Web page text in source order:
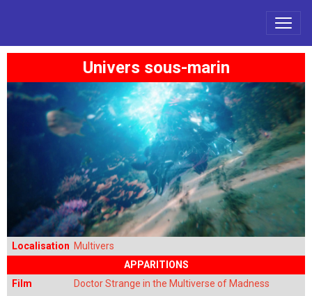
Univers sous-marin
Localisation Multivers
APPARITIONS
Film
Doctor Strange in the Multiverse of Madness